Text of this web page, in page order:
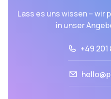
Lass es uns wissen – wir
in unser
+49